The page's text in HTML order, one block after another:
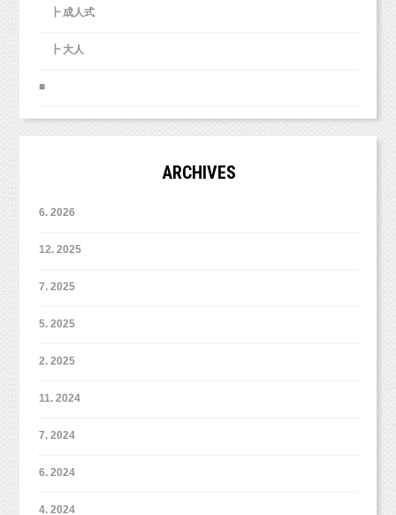
ってしまいがちですが、
赤ちゃんの時のようにたくさん撮らせてくれな
でしょうか？
こんな可愛らしいえほんのようなフォトブック
します。
こちらのプレゼントは、
撮影のたびに、毎回プレゼントしております！
撮影日から（お写真セレクトのご連絡から）2ヶ
ご自宅のポスト投函にてお届けしております。
まとまった数にて発注をしている関係で
撮影された写真をみれば、仕上がりは一目瞭然
ですね！
ります。
これから母になるマタニティさんとそのご家族
さまを
そして思い出に残していきたいと思っていま
┣ 成人式
┣ 大人
■
ARCHIVES
6. 2026
12. 2025
7. 2025
5. 2025
2. 2025
11. 2024
7. 2024
6. 2024
4. 2024